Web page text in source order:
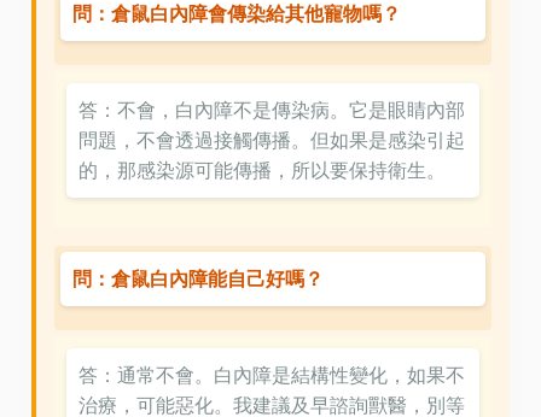
問：倉鼠白內障會傳染給其他寵物嗎？
答：不會，白內障不是傳染病。它是眼睛內部
問題，不會透過接觸傳播。但如果是感染引起
的，那感染源可能傳播，所以要保持衛生。
問：倉鼠白內障能自己好嗎？
答：通常不會。白內障是結構性變化，如果不
治療，可能惡化。我建議及早諮詢獸醫，別等